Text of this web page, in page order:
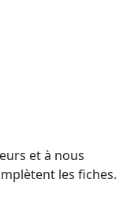
et à nous
les fiches.